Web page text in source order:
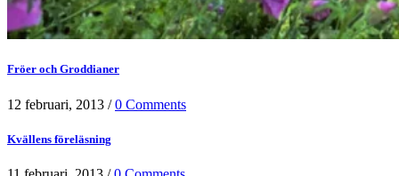
Fröer och Groddianer
12 februari, 2013 /0 Comments
Kvällens föreläsning